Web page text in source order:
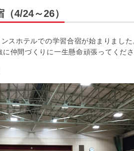
4/24～26）
スホテルでの学習合宿が始まりまし
仲間づくりに一生懸命頑張ってくださ